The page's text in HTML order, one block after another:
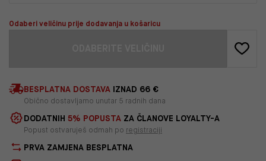
Odaberi veličinu prije dodavanja u košaricu
BESPLATNA DOSTAVA IZNAD 66 €
Obično dostavljamo unutar 5 radnih dana
DODATNIH 5% POPUSTA ZA ČLANOVE LOYALTY-A
Popust ostvaruješ odmah po registraciji
PRVA ZAMJENA BESPLATNA